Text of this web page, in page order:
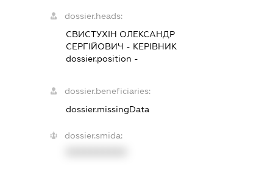
dossier.heads:
СВИСТУХІН ОЛЕКСАНДР
СЕРГІЙОВИЧ - КЕРІВНИК
dossier.position -
dossier.beneficiaries:
dossier.missingData
dossier.smida: